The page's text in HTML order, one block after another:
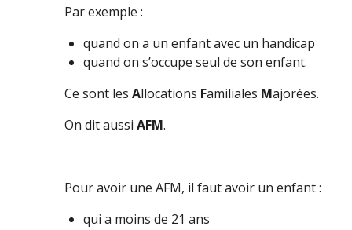
Par exemple :
quand on a un enfant avec un handicap
quand on s’occupe seul de son enfant.
Ce sont les Allocations Familiales Majorées.
On dit aussi AFM.
Pour avoir une AFM, il faut avoir un enfant :
qui a moins de 21 ans